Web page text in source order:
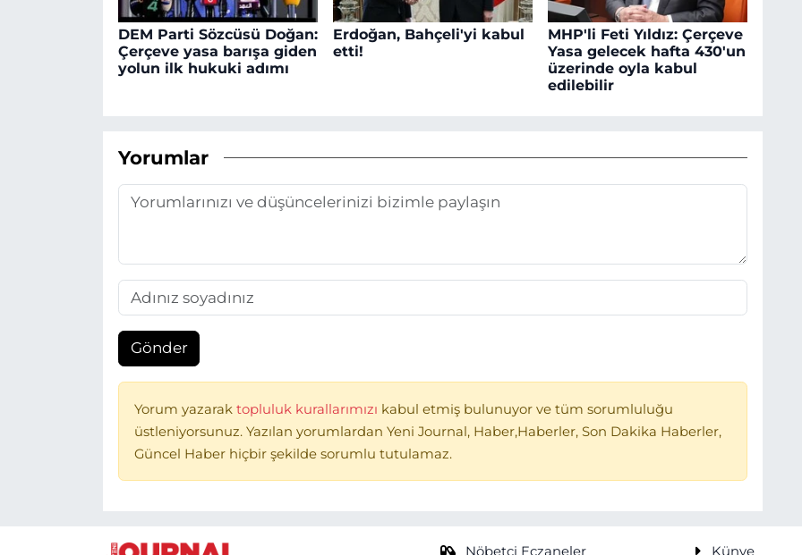
DEM Parti Sözcüsü Doğan:
Çerçeve yasa barışa giden
yolun ilk hukuki adımı
Erdoğan, Bahçeli'yi kabul
etti!
MHP'li Feti Yıldız: Çerçeve
Yasa gelecek hafta 430'un
üzerinde oyla kabul
edilebilir
Yorumlar
Gönder
Yorum yazarak topluluk kurallarımızı kabul etmiş bulunuyor ve tüm sorumluluğu
üstleniyorsunuz. Yazılan yorumlardan Yeni Journal, Haber,Haberler, Son Dakika Haberler,
Güncel Haber hiçbir şekilde sorumlu tutulamaz.
Nöbetçi Eczaneler Künye